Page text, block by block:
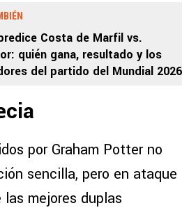
Costa de Marfil vs.
quién gana, resultado y los
del partido del Mundial 2026
por Graham Potter no
sencilla, pero en ataque
mejores duplas